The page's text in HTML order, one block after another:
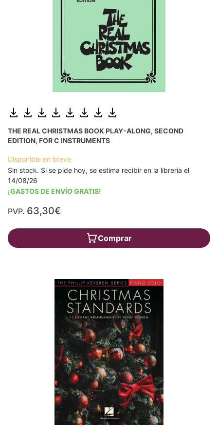
THE REAL CHRISTMAS BOOK PLAY-ALONG, SECOND
EDITION, FOR C INSTRUMENTS
Disponible en breve
Sin stock. Si se pide hoy, se estima recibir en la librería el
14/08/26
¡GASTOS DE ENVÍO GRATIS!
PVP. 63,30€
Comprar